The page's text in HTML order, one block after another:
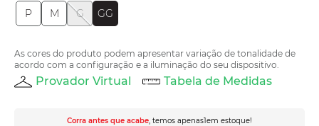
G GG
M
P
As cores do produto podem apresentar variação de tonalidade de
acordo com a configuração e a iluminação do seu dispositivo.
Provador Virtual Tabela de Medidas
Corra antes que acabe , temos apenas1em estoque!